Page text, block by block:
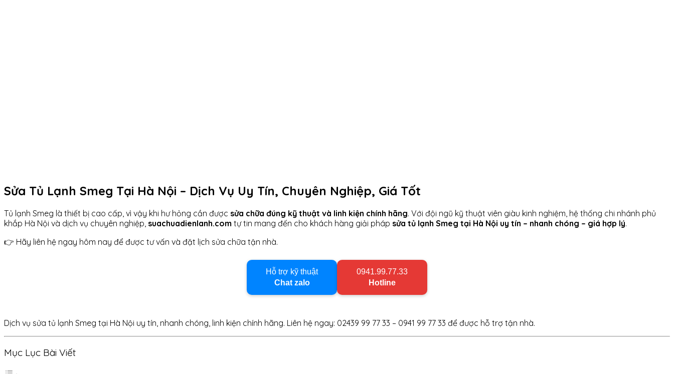
Sửa Tủ Lạnh Smeg Tại Hà Nội – Dịch Vụ Uy Tín, Chuyên Nghiệp, Giá Tốt
Tủ lạnh Smeg là thiết bị cao cấp, vì vậy khi hư hỏng cần được sửa chữa đúng kỹ thuật và linh kiện chính hãng. Với đội ngũ kỹ thuật viên giàu kinh nghiệm, hệ thống chi nhánh phủ
khắp Hà Nội và dịch vụ chuyên nghiệp, suachuadienlanh.com tự tin mang đến cho khách hàng giải pháp sửa tủ lạnh Smeg tại Hà Nội uy tín – nhanh chóng – giá hợp lý.
👉 Hãy liên hệ ngay hôm nay để được tư vấn và đặt lịch sửa chữa tận nhà.
Hỗ trợ kỹ thuật
Chat zalo
0941.99.77.33
Hotline
Dịch vụ sửa tủ lạnh Smeg tại Hà Nội uy tín, nhanh chóng, linh kiện chính hãng. Liên hệ ngay: 02439 99 77 33 – 0941 99 77 33 để được hỗ trợ tận nhà.
Mục Lục Bài Viết